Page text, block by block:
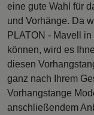
eine gute Wahl für
und Vorhänge. Da
PLATON - Mavell
können, wird es
diesen
ganz nach Ihrem
Vorhangstange
anschließendem